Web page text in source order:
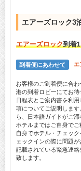
エアーズロック3
エアーズロック到着
到着便にあわせて エ
お客様のご到着便に合
港の到着ロビーにてお
日程表とご案内書を利用
項についてご説明しま
ら、日本語ガイドがご
ホテルまではご自身で
自身でホテル・チェッ
ェックインの際に問題
記載されている緊急連
致します。